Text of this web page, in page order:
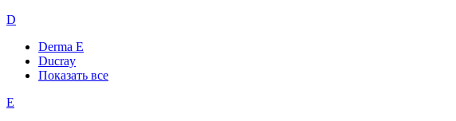
D
Derma E
Ducray
Показать все
E